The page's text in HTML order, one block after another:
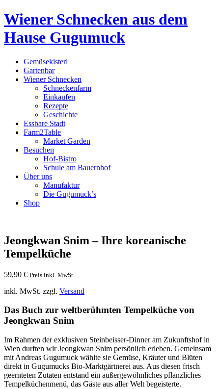
Wiener Schnecken aus dem
Hause Gugumuck
Gemüsekisterl
Gartenbar
Wiener Schnecken
Schneckenfarm
Einkaufen
Rezepte
Geschichte
Essbare Stadt
Farm2Table
Market Garden
Besuchen
Hof-Bistro
Schule am Bauernhof
Über uns
Manufaktur
Die Gugumuck’s
Shop
Jeongkwan Snim – Ihre koreanische
Tempelküche
59,90 € Preis inkl. MwSt.
inkl. MwSt. zzgl. Versand
Das Buch zur weltberühmten Tempelküche von
Jeongkwan Snim
Im Rahmen der exklusiven Steinbeisser-Dinner am Zukunftshof in
Wien durften wir Jeongkwan Snim persönlich erleben. Gemeinsam
mit Andreas Gugumuck wählte sie Gemüse, Kräuter und Blüten
direkt in Gugumucks Bio-Marktgärtnerei aus. Aus diesen frisch
geernteten Zutaten entstand ein außergewöhnliches pflanzliches
Tempelküchenmenü, das Gäste aus aller Welt begeisterte.